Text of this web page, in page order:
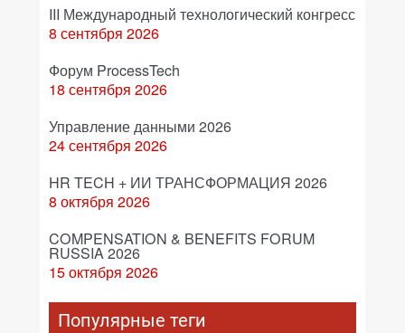
III Международный технологический конгресс
8 сентября 2026
Форум ProcessTech
18 сентября 2026
Управление данными 2026
24 сентября 2026
HR TECH + ИИ ТРАНСФОРМАЦИЯ 2026
8 октября 2026
COMPENSATION & BENEFITS FORUM
RUSSIA 2026
15 октября 2026
Популярные теги